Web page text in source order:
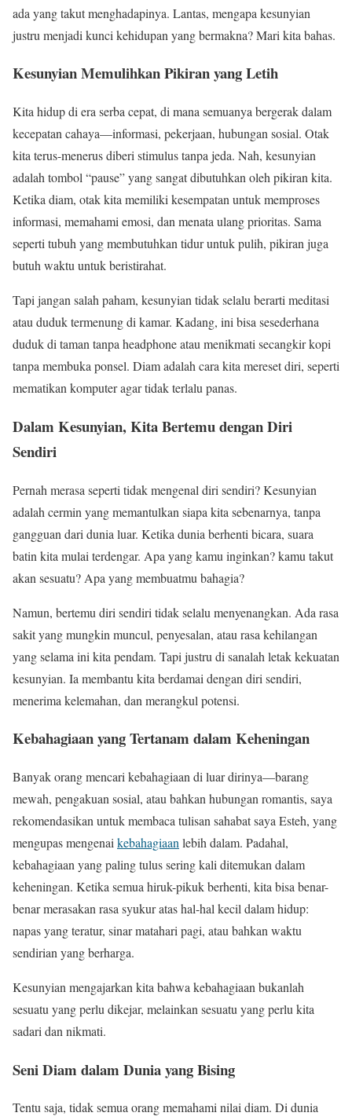
ada yang takut menghadapinya. Lantas, mengapa kesunyian
justru menjadi kunci kehidupan yang bermakna? Mari kita bahas.
Kesunyian Memulihkan Pikiran yang Letih
Kita hidup di era serba cepat, di mana semuanya bergerak dalam
kecepatan cahaya—informasi, pekerjaan, hubungan sosial. Otak
kita terus-menerus diberi stimulus tanpa jeda. Nah, kesunyian
adalah tombol “pause” yang sangat dibutuhkan oleh pikiran kita.
Ketika diam, otak kita memiliki kesempatan untuk memproses
informasi, memahami emosi, dan menata ulang prioritas. Sama
seperti tubuh yang membutuhkan tidur untuk pulih, pikiran juga
butuh waktu untuk beristirahat.
Tapi jangan salah paham, kesunyian tidak selalu berarti meditasi
atau duduk termenung di kamar. Kadang, ini bisa sesederhana
duduk di taman tanpa headphone atau menikmati secangkir kopi
tanpa membuka ponsel. Diam adalah cara kita mereset diri, seperti
mematikan komputer agar tidak terlalu panas.
Dalam Kesunyian, Kita Bertemu dengan Diri
Sendiri
Pernah merasa seperti tidak mengenal diri sendiri? Kesunyian
adalah cermin yang memantulkan siapa kita sebenarnya, tanpa
gangguan dari dunia luar. Ketika dunia berhenti bicara, suara
batin kita mulai terdengar. Apa yang kamu inginkan? kamu takut
akan sesuatu? Apa yang membuatmu bahagia?
Namun, bertemu diri sendiri tidak selalu menyenangkan. Ada rasa
sakit yang mungkin muncul, penyesalan, atau rasa kehilangan
yang selama ini kita pendam. Tapi justru di sanalah letak kekuatan
kesunyian. Ia membantu kita berdamai dengan diri sendiri,
menerima kelemahan, dan merangkul potensi.
Kebahagiaan yang Tertanam dalam Keheningan
Banyak orang mencari kebahagiaan di luar dirinya—barang
mewah, pengakuan sosial, atau bahkan hubungan romantis, saya
rekomendasikan untuk membaca tulisan sahabat saya Esteh, yang
mengupas mengenai kebahagiaan lebih dalam. Padahal,
kebahagiaan yang paling tulus sering kali ditemukan dalam
keheningan. Ketika semua hiruk-pikuk berhenti, kita bisa benar-
benar merasakan rasa syukur atas hal-hal kecil dalam hidup:
napas yang teratur, sinar matahari pagi, atau bahkan waktu
sendirian yang berharga.
Kesunyian mengajarkan kita bahwa kebahagiaan bukanlah
sesuatu yang perlu dikejar, melainkan sesuatu yang perlu kita
sadari dan nikmati.
Seni Diam dalam Dunia yang Bising
Tentu saja, tidak semua orang memahami nilai diam. Di dunia